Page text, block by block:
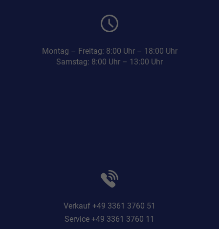
Montag – Freitag: 8:00 Uhr – 18:00 Uhr
Samstag: 8:00 Uhr – 13:00 Uhr
Verkauf +49 3361 3760 51
Service +49 3361 3760 11